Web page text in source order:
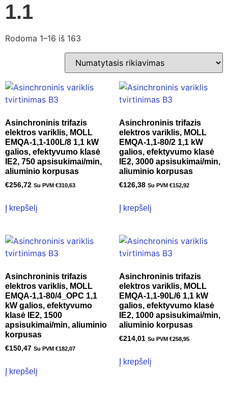
1.1
Rodoma 1–16 iš 163
Asinchroninis trifazis
elektros variklis, MOLL
EMQA-1,1-100L/8 1,1 kW
galios, efektyvumo klasė
IE2, 750 apsisukimai/min,
aliuminio korpusas
€256,72 Su PVM €310,63
Į krepšelį
Asinchroninis trifazis
elektros variklis, MOLL
EMQA-1,1-80/2 1,1 kW
galios, efektyvumo klasė
IE2, 3000 apsisukimai/min,
aliuminio korpusas
€126,38 Su PVM €152,92
Į krepšelį
Asinchroninis trifazis
elektros variklis, MOLL
EMQA-1,1-80/4_OPC 1,1
kW galios, efektyvumo
klasė IE2, 1500
apsisukimai/min, aliuminio
korpusas
€150,47 Su PVM €182,07
Į krepšelį
Asinchroninis trifazis
elektros variklis, MOLL
EMQA-1,1-90L/6 1,1 kW
galios, efektyvumo klasė
IE2, 1000 apsisukimai/min,
aliuminio korpusas
€214,01 Su PVM €258,95
Į krepšelį